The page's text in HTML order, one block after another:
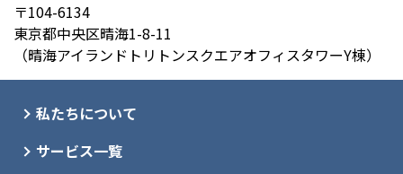
〒104-6134
東京都中央区晴海1-8-11
（晴海アイランドトリトンスクエアオフィスタワーY棟）
私たちについて
サービス一覧